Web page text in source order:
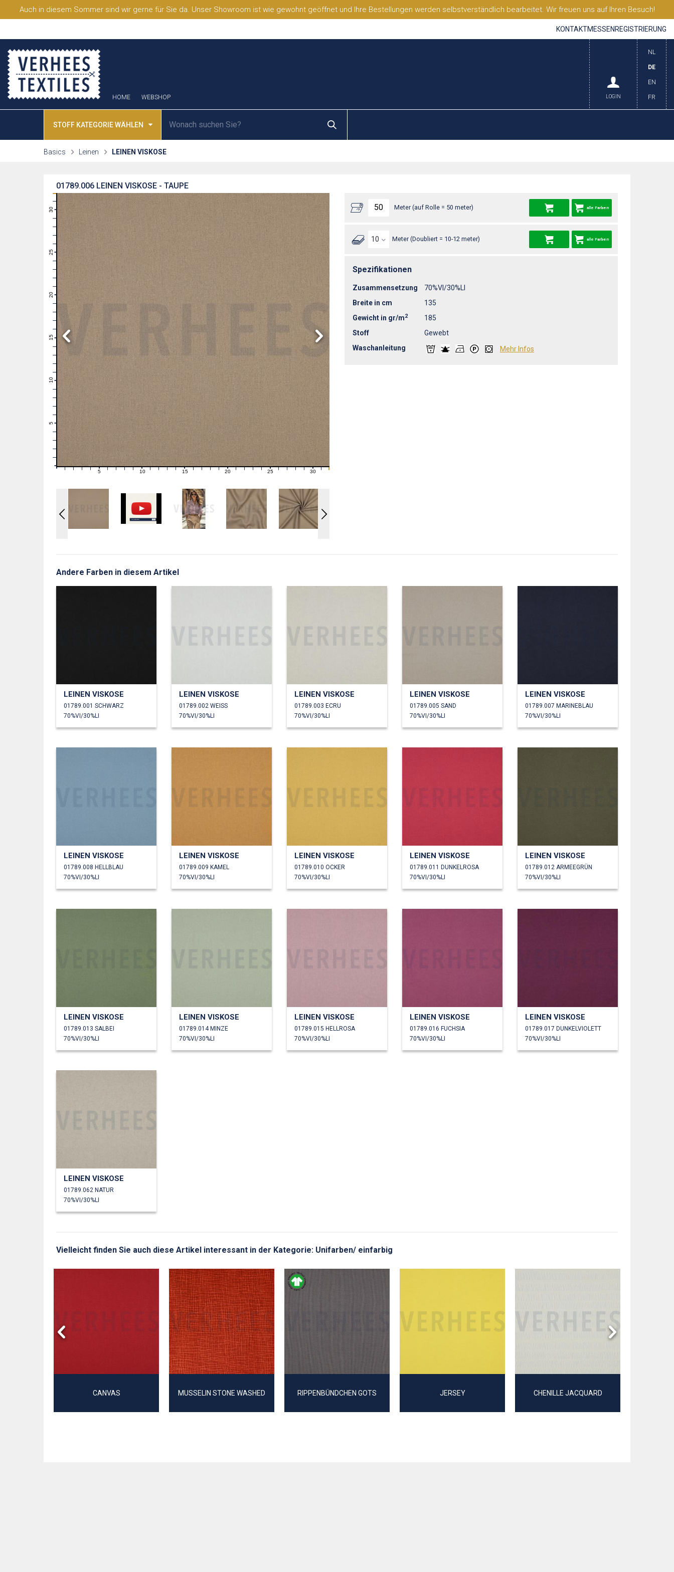
Auch in diesem Sommer sind wir gerne für Sie da. Unser Showroom ist wie gewohnt geöffnet und Ihre Bestellungen werden selbstverständlich bearbeitet. Wir freuen uns auf Ihren Besuch!
KONTAKTMESSEN REGISTRIERUNG
HOME WEBSHOP
NL
DE
EN
FR
LOGIN
STOFF KATEGORIE WÄHLEN
Basics Leinen LEINEN VISKOSE
LEINEN VISKOSE - TAUPE
01789.006
10
11
12
13
14
15
16
17
18
19
20
21
22
23
24
25
26
27
28
29
30
1 2 3 4 6 7 8 9 10 11 12 13 14 15 16 17 18 19 20 21 22 23 24 25 26 27 28 29 31
Meter (auf Rolle = 50 meter) alle Farben
Meter (Doubliert = 10-12 meter) alle Farben
Spezifikationen
Zusammensetzung
70%VI/30%LI
Breite in cm
135
Gewicht in gr/m2
185
Stoff
Gewebt
Waschanleitung
Mehr Infos
Andere Farben in diesem Artikel
LEINEN VISKOSE
01789.001 SCHWARZ
70%VI/30%LI
LEINEN VISKOSE
01789.002 WEISS
70%VI/30%LI
LEINEN VISKOSE
01789.003 ECRU
70%VI/30%LI
LEINEN VISKOSE
01789.005 SAND
70%VI/30%LI
LEINEN VISKOSE
01789.007 MARINEBLAU
70%VI/30%LI
LEINEN VISKOSE
01789.008 HELLBLAU
70%VI/30%LI
LEINEN VISKOSE
01789.009 KAMEL
70%VI/30%LI
LEINEN VISKOSE
01789.010 OCKER
70%VI/30%LI
LEINEN VISKOSE
01789.011 DUNKELROSA
70%VI/30%LI
LEINEN VISKOSE
01789.012 ARMEEGRÜN
70%VI/30%LI
LEINEN VISKOSE
01789.013 SALBEI
70%VI/30%LI
LEINEN VISKOSE
01789.014 MINZE
70%VI/30%LI
LEINEN VISKOSE
01789.015 HELLROSA
70%VI/30%LI
LEINEN VISKOSE
01789.016 FUCHSIA
70%VI/30%LI
LEINEN VISKOSE
01789.017 DUNKELVIOLETT
70%VI/30%LI
LEINEN VISKOSE
01789.062 NATUR
70%VI/30%LI
Vielleicht finden Sie auch diese Artikel interessant in der Kategorie: Unifarben/ einfarbig
CANVAS MUSSELIN STONE WASHED RIPPENBÜNDCHEN GOTS JERSEY CHENILLE JACQUARD